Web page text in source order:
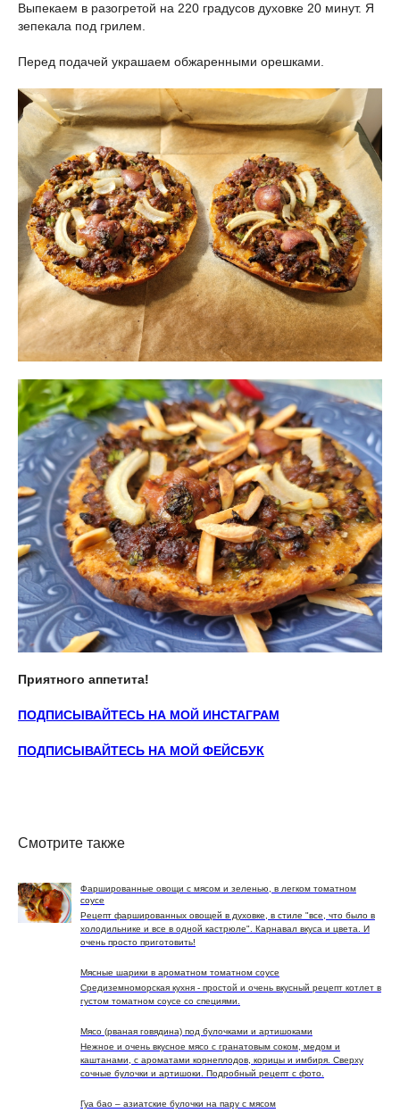
Выпекаем в разогретой на 220 градусов духовке 20 минут. Я
зепекала под грилем.
Перед подачей украшаем обжаренными орешками.
Приятного аппетита!
ПОДПИСЫВАЙТЕСЬ НА МОЙ ИНСТАГРАМ
ПОДПИСЫВАЙТЕСЬ НА МОЙ ФЕЙСБУК
Смотрите также
Фаршированные овощи с мясом и зеленью, в легком томатном
соусе
Рецепт фаршированных овощей в духовке, в стиле "все, что было в
холодильнике и все в одной кастрюле". Карнавал вкуса и цвета. И
очень просто приготовить!
Мясные шарики в ароматном томатном соусе
Средиземноморская кухня - простой и очень вкусный рецепт котлет в
густом томатном соусе со специями.
Мясо (рваная говядина) под булочками и артишоками
Нежное и очень вкусное мясо с гранатовым соком, медом и
каштанами, с ароматами корнеплодов, корицы и имбиря. Сверху
сочные булочки и артишоки. Подробный рецепт с фото.
Гуа бао – азиатские булочки на пару с мясом